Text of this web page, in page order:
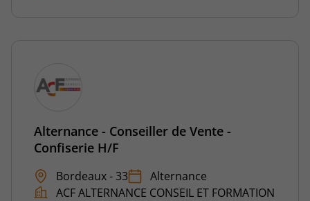
Alternance - Conseiller de Vente -
Confiserie H/F
Bordeaux - 33
Alternance
ACF ALTERNANCE CONSEIL ET FORMATION